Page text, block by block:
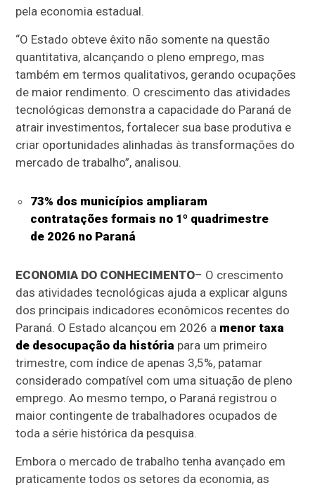
pela economia estadual.
“O Estado obteve êxito não somente na questão
quantitativa, alcançando o pleno emprego, mas
também em termos qualitativos, gerando ocupações
de maior rendimento. O crescimento das atividades
tecnológicas demonstra a capacidade do Paraná de
atrair investimentos, fortalecer sua base produtiva e
criar oportunidades alinhadas às transformações do
mercado de trabalho”, analisou.
73% dos municípios ampliaram
contratações formais no 1º quadrimestre
de 2026 no Paraná
ECONOMIA DO CONHECIMENTO– O crescimento
das atividades tecnológicas ajuda a explicar alguns
dos principais indicadores econômicos recentes do
Paraná. O Estado alcançou em 2026 a menor taxa
de desocupação da história para um primeiro
trimestre, com índice de apenas 3,5%, patamar
considerado compatível com uma situação de pleno
emprego. Ao mesmo tempo, o Paraná registrou o
maior contingente de trabalhadores ocupados de
toda a série histórica da pesquisa.
Embora o mercado de trabalho tenha avançado em
praticamente todos os setores da economia, as